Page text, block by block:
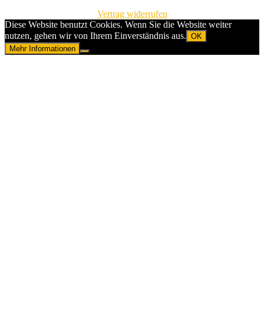
Vertrag widerrufen
Diese Website benutzt Cookies. Wenn Sie die Website weiter
nutzen, gehen wir von Ihrem Einverständnis aus. OK
Mehr Informationen